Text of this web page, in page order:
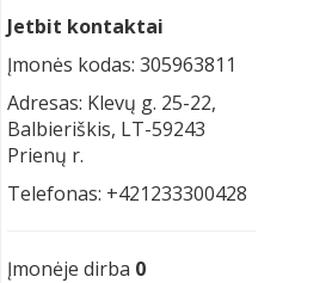
Jetbit kontaktai
Įmonės kodas: 305963811
Adresas: Klevų g. 25-22,
Balbieriškis, LT-59243
Prienų r.
Telefonas: +421233300428
Įmonėje dirba 0